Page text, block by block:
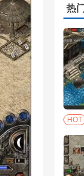
热
HOT